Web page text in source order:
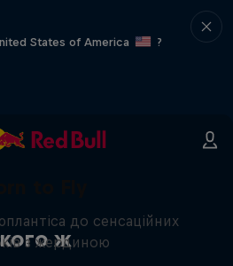
States of America
?
ж
до сенсаційних
з жердиною